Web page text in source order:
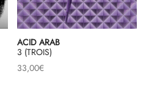
ACID ARAB
3 (TROIS)
33,00€